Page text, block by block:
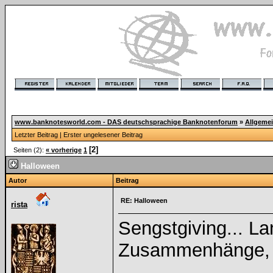
www.banknotesworld.com - DAS deutschsprachige Banknotenforum »
Letzter Beitrag | Erster ungelesener Beitrag
Seiten (2): « vorherige 1 [2]
Halloween
Autor Beitrag
rista RE: Halloween
Sengstgiving...